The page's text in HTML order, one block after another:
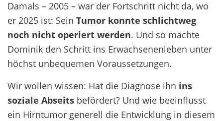
Damals – 2005 – war der Fortschritt nicht da, wo
er 2025 ist: Sein Tumor konnte schlichtweg
noch nicht operiert werden. Und so machte
Dominik den Schritt ins Erwachsenenleben unter
höchst unbequemen Voraussetzungen.
Wir wollen wissen: Hat die Diagnose ihn ins
soziale Abseits befördert? Und wie beeinflusst
ein Hirntumor generell die Entwicklung in diesem